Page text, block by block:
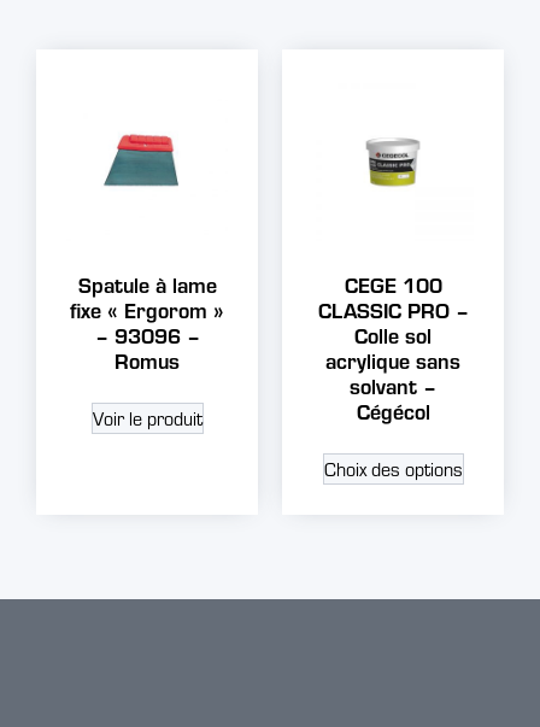
Spatule à lame
fixe « Ergorom »
– 93096 –
Romus
Voir le produit
CEGE 100
CLASSIC PRO –
Colle sol
acrylique sans
solvant –
Cégécol
Choix des options